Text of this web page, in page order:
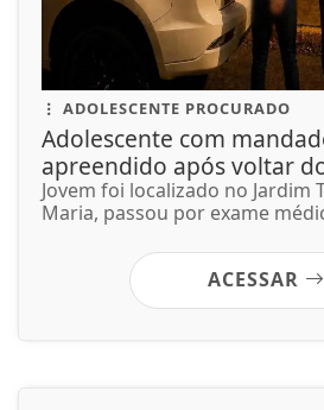
ADOLESCENTE PROCURADO
Adolescente com
apreendido após voltar
Jovem foi localizado no Jardim
Maria, passou por exame
ACESSAR